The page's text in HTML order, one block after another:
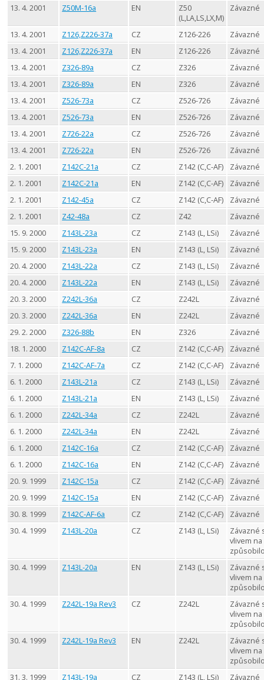
13. 4. 2001 Z50M-16a EN
Z50
(L,LA,LS,LX,M)
Závazné
13. 4. 2001 Z126,Z226-37a CZ Z126-226
Závazné
13. 4. 2001
Z126,Z226-37a EN Z126-226
Závazné
13. 4. 2001
Z326-89a CZ Z326
Závazné
13. 4. 2001
Z326-89a EN Z326
Závazné
13. 4. 2001
Z526-73a CZ Z526-726
Závazné
13. 4. 2001
Z526-73a EN Z526-726
Závazné
13. 4. 2001
Z726-22a CZ Z526-726
Závazné
13. 4. 2001
Z726-22a EN Z526-726
Závazné
2. 1. 2001
Z142C-21a CZ Z142 (C,C-AF)
Závazné
2. 1. 2001
Z142C-21a EN Z142 (C,C-AF)
Závazné
2. 1. 2001
Z142-45a CZ Z142 (C,C-AF)
Závazné
2. 1. 2001
Z42-48a CZ Z42
Závazné
15. 9. 2000
Z143L-23a CZ Z143 (L, LSi)
Závazné
15. 9. 2000
Z143L-23a EN Z143 (L, LSi)
Závazné
20. 4. 2000
Z143L-22a CZ Z143 (L, LSi)
Závazné
20. 4. 2000
Z143L-22a EN Z143 (L, LSi)
Závazné
20. 3. 2000
Z242L-36a CZ Z242L
Závazné
20. 3. 2000
Z242L-36a EN Z242L
Závazné
29. 2. 2000
Z326-88b EN Z326
Závazné
18. 1. 2000
Z142C-AF-8a CZ Z142 (C,C-AF)
Závazné
7. 1. 2000
Z142C-AF-7a CZ Z142 (C,C-AF)
Závazné
6. 1. 2000
Z143L-21a CZ Z143 (L, LSi)
Závazné
6. 1. 2000
Z143L-21a EN Z143 (L, LSi)
Závazné
6. 1. 2000
Z242L-34a CZ Z242L
Závazné
6. 1. 2000
Z242L-34a EN Z242L
Závazné
6. 1. 2000
Z142C-16a CZ Z142 (C,C-AF)
Závazné
6. 1. 2000
Z142C-16a EN Z142 (C,C-AF)
Závazné
20. 9. 1999
Z142C-15a CZ Z142 (C,C-AF)
Závazné
20. 9. 1999
Z142C-15a EN Z142 (C,C-AF)
Závazné
30. 8. 1999
Z142C-AF-6a CZ Z142 (C,C-AF)
Závazné
30. 4. 1999
Z143L-20a CZ Z143 (L, LSi)
Závazné
vlivem na
30. 4. 1999
Z143L-20a EN Z143 (L, LSi)
Závazné
vlivem na
30. 4. 1999
Z242L-19a Rev3 CZ Z242L
Závazné
vlivem na
30. 4. 1999
Z242L-19a Rev3 EN Z242L
Závazné
vlivem na
31. 3. 1999
Z143L-19a CZ Z143 (L, LSi) Závazné